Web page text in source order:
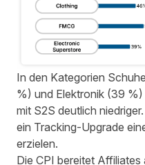
In den Kategorien
%) und Elektronik (39
mit S2S deutlich
ein Tracking-Upgrade
erzielen.
Die CPI bereitet